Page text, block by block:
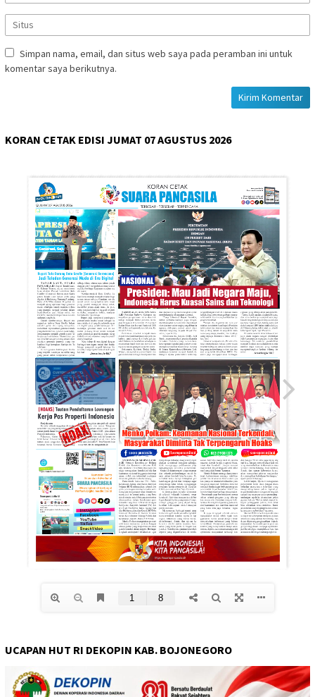
Simpan nama, email, dan situs web saya pada peramban ini untuk
komentar saya berikutnya.
KORAN CETAK EDISI JUMAT 07 AGUSTUS 2026
UCAPAN HUT RI DEKOPIN KAB. BOJONEGORO